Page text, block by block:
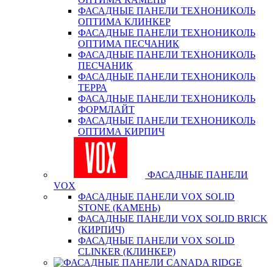
ФАСАДНЫЕ ПАНЕЛИ ТЕХНОНИКОЛЬ
ОПТИМА КЛИНКЕР
ФАСАДНЫЕ ПАНЕЛИ ТЕХНОНИКОЛЬ
ОПТИМА ПЕСЧАНИК
ФАСАДНЫЕ ПАНЕЛИ ТЕХНОНИКОЛЬ
ПЕСЧАНИК
ФАСАДНЫЕ ПАНЕЛИ ТЕХНОНИКОЛЬ
ТЕРРА
ФАСАДНЫЕ ПАНЕЛИ ТЕХНОНИКОЛЬ
ФОРМЛАЙТ
ФАСАДНЫЕ ПАНЕЛИ ТЕХНОНИКОЛЬ
ОПТИМА КИРПИЧ
ФАСАДНЫЕ ПАНЕЛИ
VOX
ФАСАДНЫЕ ПАНЕЛИ VOX SOLID
STONE (КАМЕНЬ)
ФАСАДНЫЕ ПАНЕЛИ VOX SOLID BRICK
(КИРПИЧ)
ФАСАДНЫЕ ПАНЕЛИ VOX SOLID
CLINКER (КЛИНКЕР)